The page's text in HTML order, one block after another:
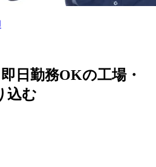
日勤務OKの工場・
込む